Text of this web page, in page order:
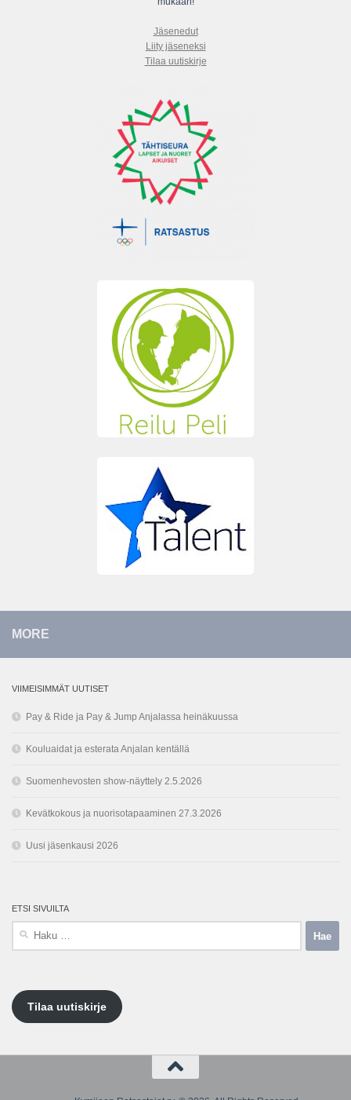
Jäsenedut
Liity jäseneksi
Tilaa uutiskirje
MORE
VIIMEISIMMÄT UUTISET
Pay & Ride ja Pay & Jump Anjalassa heinäkuussa
Kouluaidat ja esterata Anjalan kentällä
Suomenhevosten show-näyttely 2.5.2026
Kevätkokous ja nuorisotapaaminen 27.3.2026
Uusi jäsenkausi 2026
ETSI SIVUILTA
Tilaa uutiskirje